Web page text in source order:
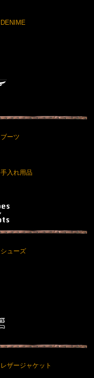
DENIME
ブーツ
手入れ用品
シューズ
レザージャケット